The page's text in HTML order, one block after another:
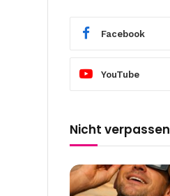
Facebook
YouTube
Nicht verpassen